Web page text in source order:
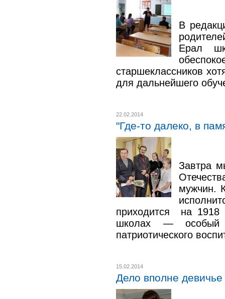
В
Ерал
старшеклассников
для дальнейшего
22.02.2014
"Где-то далеко, в
Завтра
мужчин.
приходится на 1918
школах —
патриотического
15.02.2014
Дело вполне девичье